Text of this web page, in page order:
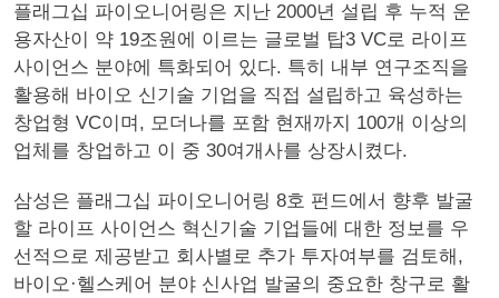
플래그십 파이오니어링은 지난 2000년 설립 후 누적 운
용자산이 약 19조원에 이르는 글로벌 탑3 VC로 라이프
사이언스 분야에 특화되어 있다. 특히 내부 연구조직을
활용해 바이오 신기술 기업을 직접 설립하고 육성하는
창업형 VC이며, 모더나를 포함 현재까지 100개 이상의
업체를 창업하고 이 중 30여개사를 상장시켰다.
삼성은 플래그십 파이오니어링 8호 펀드에서 향후 발굴
할 라이프 사이언스 혁신기술 기업들에 대한 정보를 우
선적으로 제공받고 회사별로 추가 투자여부를 검토해,
바이오·헬스케어 분야 신사업 발굴의 중요한 창구로 활